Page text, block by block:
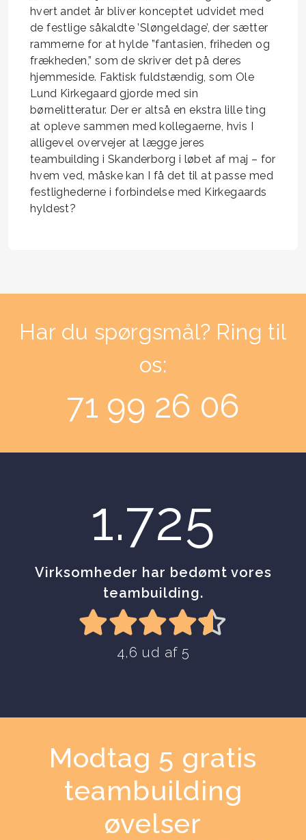
hvert andet år bliver konceptet udvidet med
de festlige såkaldte ’Sløngeldage’, der sætter
rammerne for at hylde ”fantasien, friheden og
frækheden,” som de skriver det på deres
hjemmeside. Faktisk fuldstændig, som Ole
Lund Kirkegaard gjorde med sin
børnelitteratur. Der er altså en ekstra lille ting
at opleve sammen med kollegaerne, hvis I
alligevel overvejer at lægge jeres
teambuilding i Skanderborg i løbet af maj – for
hvem ved, måske kan I få det til at passe med
festlighederne i forbindelse med Kirkegaards
hyldest?
Har du spørgsmål? Ring til
os:
71 99 26 06
1.725
Virksomheder har bedømt vores
teambuilding.
4,6 ud af 5
Modtag 5 gratis
teambuilding
øvelser